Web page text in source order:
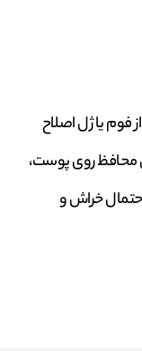
فوم یا ژل اصلاح
محافظ روی پوست،
خراش و